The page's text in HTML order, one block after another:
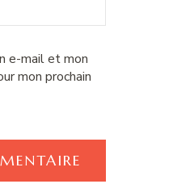
e-mail et mon
mon prochain